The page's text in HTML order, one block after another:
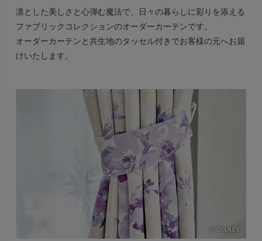
凛とした美しさと心弾む魔法で、日々の暮らしに彩りを添える
ファブリックコレクションのオーダーカーテンです。
オーダーカーテンと共生地のタッセル付きでお客様の元へお届
けいたします。